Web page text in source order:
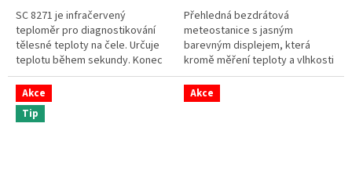
SC 8271 je infračervený
teploměr pro diagnostikování
tělesné teploty na čele. Určuje
teplotu během sekundy. Konec
měření je indikován akustickým
signálem.
Přehledná bezdrátová
meteostanice s jasným
barevným displejem, která
kromě měření teploty a vlhkosti
vzduchu měří a vyhodnocuje
barometrický tlak vzduchu, na
základě kterého...
Akce
Tip
Akce